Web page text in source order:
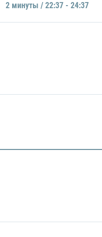
2 минуты / 22:37 - 24:37